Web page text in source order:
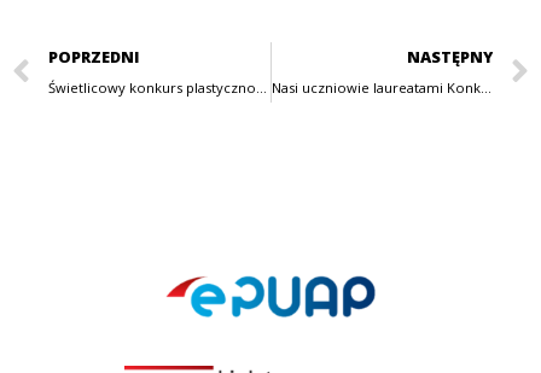
POPRZEDNI NASTĘPNY
Nasi uczniowie laureatami Konkursu o Tytuł Mistrza Języka Angielskiego ENGLISH MASTER 2023!